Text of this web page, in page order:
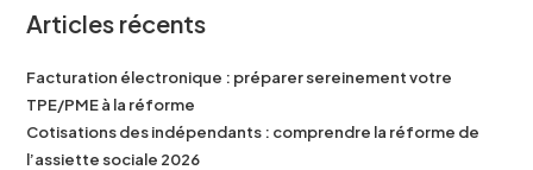
Articles récents
Facturation électronique : préparer sereinement votre
TPE/PME à la réforme
Cotisations des indépendants : comprendre la réforme de
l’assiette sociale 2026